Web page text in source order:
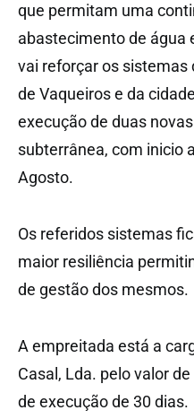
que permitam uma
abastecimento de água
vai reforçar os sistemas
de Vaqueiros e da
execução de duas
subterrânea, com inicio
Agosto.
Os referidos sistemas
maior resiliência
de gestão dos mesmos.
A empreitada está a
Casal, Lda. pelo valor
de execução de 30 dias.